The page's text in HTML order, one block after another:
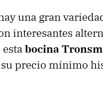
una gran
interesantes
estabocina
precio mínimo